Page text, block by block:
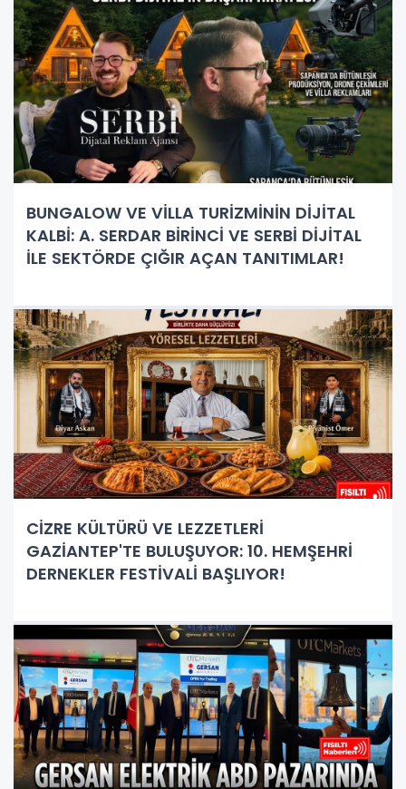
BUNGALOW VE VİLLA TURİZMİNİN DİJİTAL
KALBİ: A. SERDAR BİRİNCİ VE SERBİ DİJİTAL
İLE SEKTÖRDE ÇIĞIR AÇAN TANITIMLAR!
CİZRE KÜLTÜRÜ VE LEZZETLERİ
GAZİANTEP'TE BULUŞUYOR: 10. HEMŞEHRİ
DERNEKLER FESTİVALİ BAŞLIYOR!